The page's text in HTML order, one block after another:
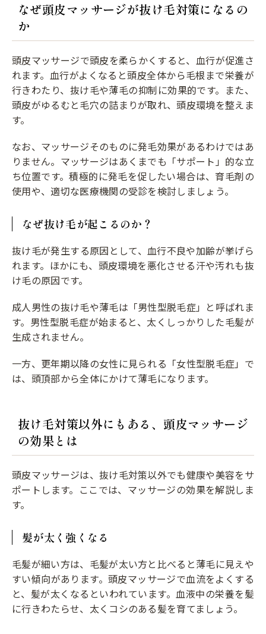
なぜ頭皮マッサージが抜け毛対策になるの
か
頭皮マッサージで頭皮を柔らかくすると、血行が促進さ
れます。血行がよくなると頭皮全体から毛根まで栄養が
行きわたり、抜け毛や薄毛の抑制に効果的です。また、
頭皮がゆるむと毛穴の詰まりが取れ、頭皮環境を整えま
す。
なお、マッサージそのものに発毛効果があるわけではあ
りません。マッサージはあくまでも「サポート」的な立
ち位置です。積極的に発毛を促したい場合は、育毛剤の
使用や、適切な医療機関の受診を検討しましょう。
なぜ抜け毛が起こるのか？
抜け毛が発生する原因として、血行不良や加齢が挙げら
れます。ほかにも、頭皮環境を悪化させる汗や汚れも抜
け毛の原因です。
成人男性の抜け毛や薄毛は「男性型脱毛症」と呼ばれま
す。男性型脱毛症が始まると、太くしっかりした毛髪が
生成されません。
一方、更年期以降の女性に見られる「女性型脱毛症」で
は、頭頂部から全体にかけて薄毛になります。
抜け毛対策以外にもある、頭皮マッサージ
の効果とは
頭皮マッサージは、抜け毛対策以外でも健康や美容をサ
ポートします。ここでは、マッサージの効果を解説しま
す。
髪が太く強くなる
毛髪が細い方は、毛髪が太い方と比べると薄毛に見えや
すい傾向があります。頭皮マッサージで血流をよくする
と、髪が太くなるといわれています。血液中の栄養を髪
に行きわたらせ、太くコシのある髪を育てましょう。